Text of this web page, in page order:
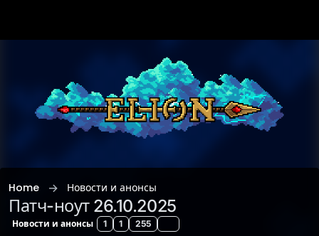
Home Новости и анонсы
Патч-ноут 26.10.2025
Новости и анонсы 1 1 255